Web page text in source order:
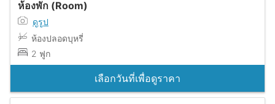
ห้องพัก (Room)
ดูรูป
ห้องปลอดบุหรี่
2 ฟูก
เลือกวันที่เพื่อดูราคา